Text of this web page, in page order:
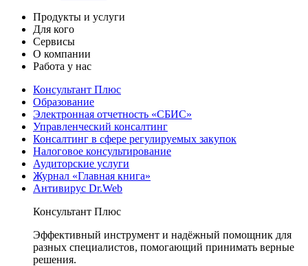
Продукты и услуги
Для кого
Сервисы
О компании
Работа у нас
Консультант Плюс
Образование
Электронная отчетность «СБИС»
Управленческий консалтинг
Консалтинг в сфере регулируемых закупок
Налоговое консультирование
Аудиторские услуги
Журнал «Главная книга»
Антивирус Dr.Web
Консультант Плюс
Эффективный инструмент и надёжный помощник для
разных специалистов, помогающий принимать верные
решения.